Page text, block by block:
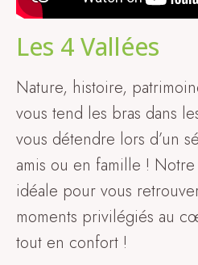
Les 4 Vallées
Nature, histoire,
vous tend les bras dans
vous détendre lors d’un
amis ou en famille !
idéale pour vous
moments privilégiés au
tout en confort !